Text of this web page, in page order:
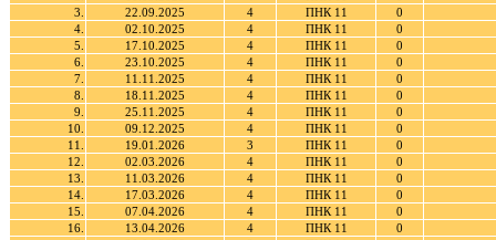
3.
22.09.2025 4 ПНК 11
0
4.
02.10.2025 4 ПНК 11
0
5.
17.10.2025 4 ПНК 11
0
6.
23.10.2025 4 ПНК 11
0
7.
11.11.2025 4 ПНК 11
0
8.
18.11.2025 4 ПНК 11
0
9.
25.11.2025 4 ПНК 11
0
10.
09.12.2025 4 ПНК 11
0
11.
19.01.2026 3 ПНК 11
0
12.
02.03.2026 4 ПНК 11
0
13.
11.03.2026 4 ПНК 11
0
14.
17.03.2026 4 ПНК 11
0
15.
07.04.2026 4 ПНК 11
0
16.
13.04.2026 4 ПНК 11
0